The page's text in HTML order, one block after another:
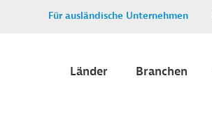
Für ausländische Unternehmen
Länder Branchen